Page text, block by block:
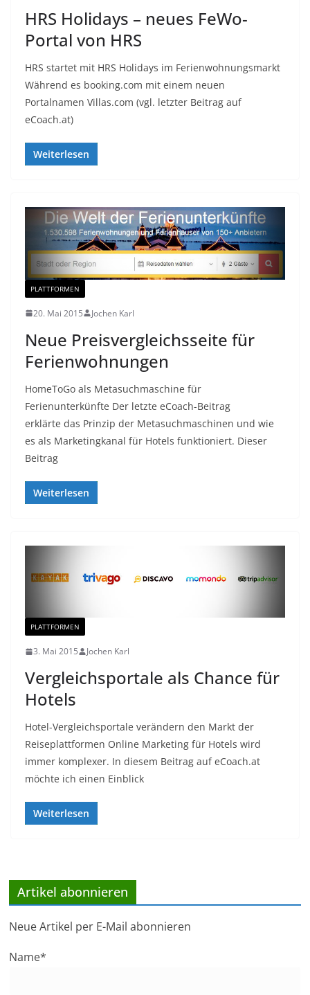
HRS Holidays – neues FeWo-
Portal von HRS
HRS startet mit HRS Holidays im Ferienwohnungsmarkt
Während es booking.com mit einem neuen
Portalnamen Villas.com (vgl. letzter Beitrag auf
eCoach.at)
Weiterlesen
PLATTFORMEN
20. Mai 2015 Jochen Karl
Neue Preisvergleichsseite für
Ferienwohnungen
HomeToGo als Metasuchmaschine für
Ferienunterkünfte Der letzte eCoach-Beitrag
erklärte das Prinzip der Metasuchmaschinen und wie
es als Marketingkanal für Hotels funktioniert. Dieser
Beitrag
Weiterlesen
PLATTFORMEN
3. Mai 2015 Jochen Karl
Vergleichsportale als Chance für
Hotels
Hotel-Vergleichsportale verändern den Markt der
Reiseplattformen Online Marketing für Hotels wird
immer komplexer. In diesem Beitrag auf eCoach.at
möchte ich einen Einblick
Weiterlesen
Artikel abonnieren
Neue Artikel per E-Mail abonnieren
Name*